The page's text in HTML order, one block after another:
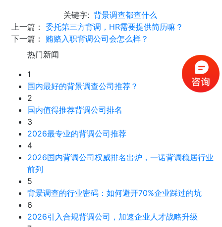
关键字: 背景调查都查什么
上一篇： 委托第三方背调，HR需要提供简历嘛？
下一篇：
贿赂入职背调公司会怎么样？
热门新闻
1
国内最好的背景调查公司推荐？
2
国内值得推荐背调公司排名
3
2026最专业的背调公司推荐
4
2026国内背调公司权威排名出炉，一诺背调稳居行业
前列
5
背景调查的行业密码：如何避开70%企业踩过的坑
6
2026引入合规背调公司，加速企业人才战略升级